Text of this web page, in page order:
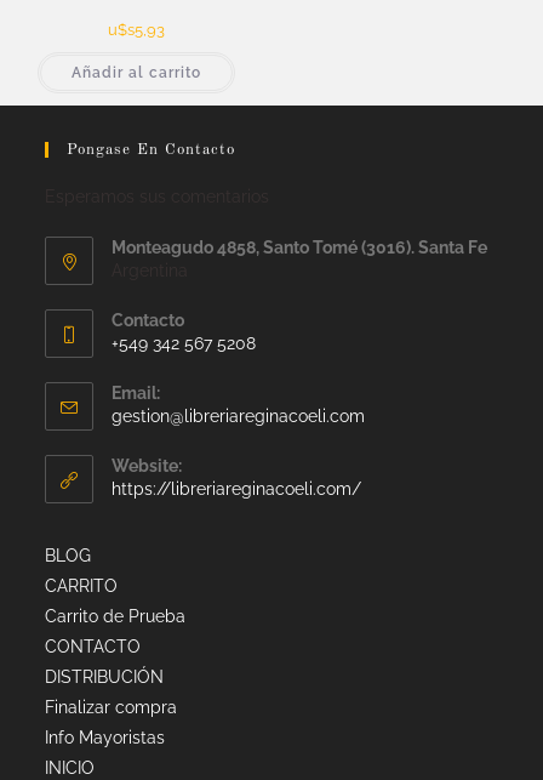
u$s5,93
Añadir al carrito
Pongase En Contacto
Monteagudo 4858, Santo Tomé (3016). Santa Fe
Contacto
+549 342 567 5208
Email:
gestion@libreriareginacoeli.com
Website:
https://libreriareginacoeli.com/
BLOG
CARRITO
Carrito de Prueba
CONTACTO
DISTRIBUCIÓN
Finalizar compra
Info Mayoristas
INICIO